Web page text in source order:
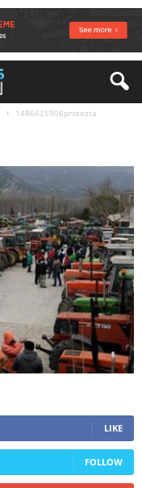
1486625906protesta
LIKE
FOLLOW